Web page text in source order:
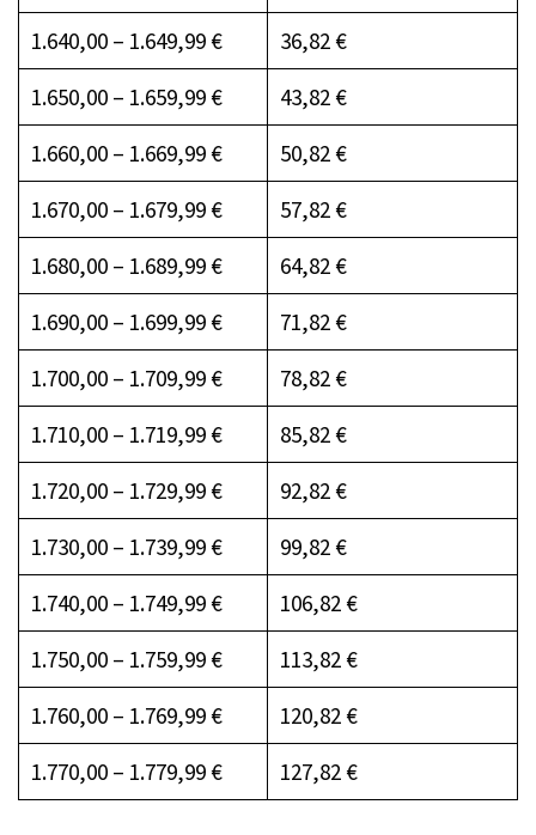
1.640,00 – 1.649,99 €
36,82 €
1.650,00 – 1.659,99 €
43,82 €
1.660,00 – 1.669,99 €
50,82 €
1.670,00 – 1.679,99 €
57,82 €
1.680,00 – 1.689,99 €
64,82 €
1.690,00 – 1.699,99 €
71,82 €
1.700,00 – 1.709,99 €
78,82 €
1.710,00 – 1.719,99 €
85,82 €
1.720,00 – 1.729,99 €
92,82 €
1.730,00 – 1.739,99 €
99,82 €
1.740,00 – 1.749,99 €
106,82 €
1.750,00 – 1.759,99 €
113,82 €
1.760,00 – 1.769,99 €
120,82 €
1.770,00 – 1.779,99 €
127,82 €